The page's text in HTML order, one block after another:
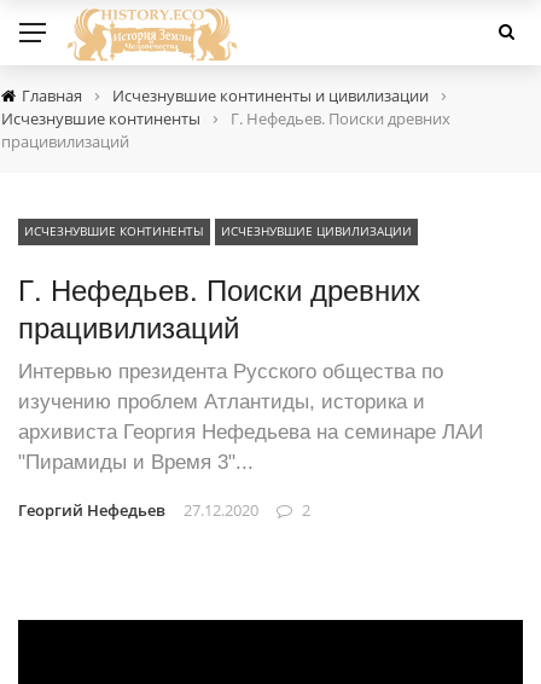
Главная › Исчезнувшие континенты и цивилизации ›
Исчезнувшие континенты ›
Г. Нефедьев. Поиски древних
працивилизаций
ИСЧЕЗНУВШИЕ КОНТИНЕНТЫ ИСЧЕЗНУВШИЕ ЦИВИЛИЗАЦИИ
Г. Нефедьев. Поиски древних
працивилизаций
Интервью президента Русского общества по
изучению проблем Атлантиды, историка и
архивиста Георгия Нефедьева на семинаре ЛАИ
"Пирамиды и Время 3"...
Георгий Нефедьев 27.12.2020 2